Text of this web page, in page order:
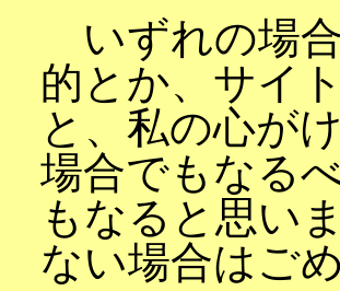
いずれの場
的とか、サイ
と、私の心が
場合でもなる
もなると思い
ない場合はご